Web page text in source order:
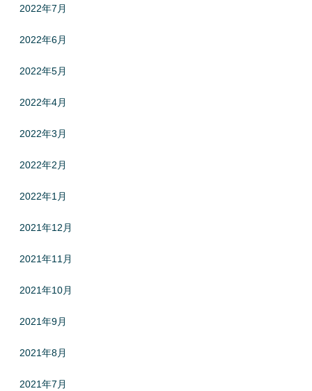
2022年7月
2022年6月
2022年5月
2022年4月
2022年3月
2022年2月
2022年1月
2021年12月
2021年11月
2021年10月
2021年9月
2021年8月
2021年7月